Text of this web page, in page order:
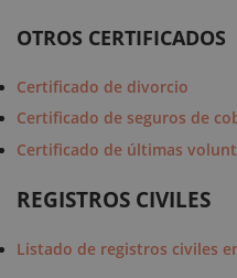
OTROS CERTIFICADOS
Certificado de divorcio
Certificado de seguros de
Certificado de últimas
REGISTROS CIVILES
Listado de registros civiles